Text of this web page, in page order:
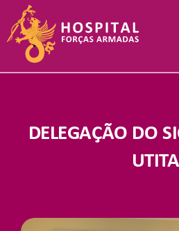
content
Informações
DELEGAÇÃO DO
UTITA